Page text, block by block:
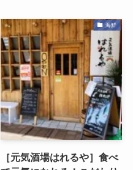
海鮮
［元気酒場はれるや］食べ